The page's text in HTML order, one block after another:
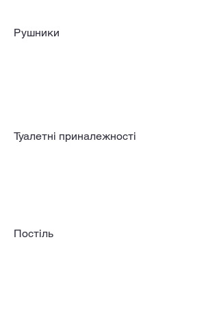
Рушники
Туалетні приналежності
Постіль